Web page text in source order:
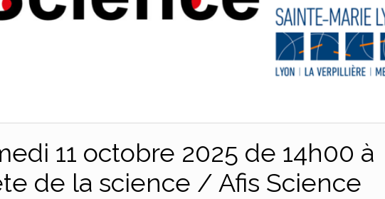
11 octobre 2025 de 14h00 à
de la science / Afis Science